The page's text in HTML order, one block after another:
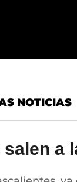
NOTICIAS
a